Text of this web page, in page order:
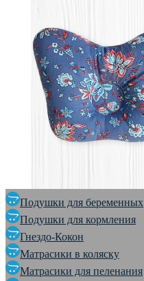
Подушки для беременных
Подушки для кормления
Гнездо-Кокон
Матрасики в коляску
Матрасики для пеленания